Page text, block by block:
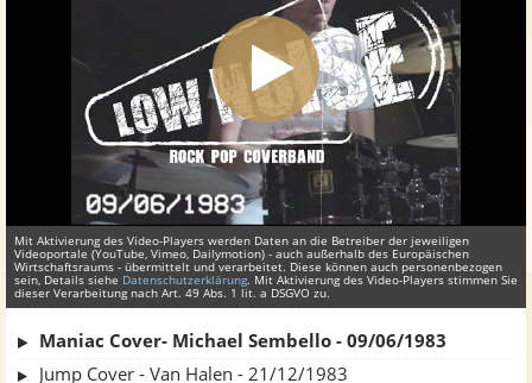
Mit Aktivierung des Video-Players werden Daten an die Betreiber der jeweiligen
Videoportale (YouTube, Vimeo, Dailymotion) - auch außerhalb des Europäischen
Wirtschaftsraums - übermittelt und verarbeitet. Diese können auch personenbezogen
sein, Details siehe Datenschutzerklärung. Mit Aktivierung des Video-Players stimmen Sie
dieser Verarbeitung nach Art. 49 Abs. 1 lit. a DSGVO zu.
Maniac Cover- Michael Sembello - 09/06/1983
Jump Cover - Van Halen - 21/12/1983